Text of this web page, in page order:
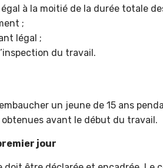
à la moitié de la durée totale
;
légal ;
du travail.
un jeune de 15 ans
avant le début du travail.
jour